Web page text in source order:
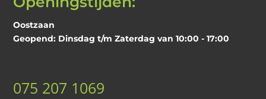
Oostzaan
Geopend: Dinsdag t/m Zaterdag van 10:00 - 17:00
075 207 1069